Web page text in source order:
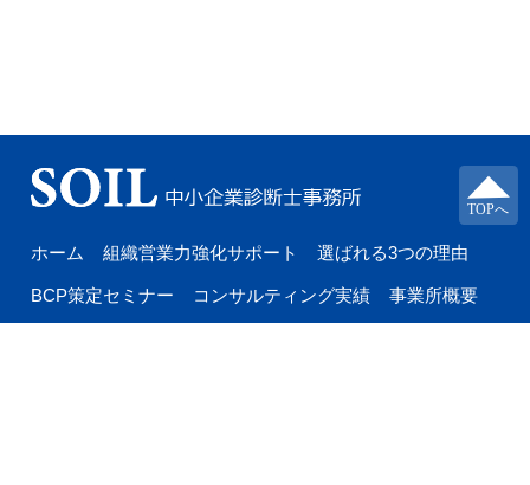
ホーム 組織営業力強化サポート 選ばれる3つの理由
BCP策定セミナー コンサルティング実績 事業所概要